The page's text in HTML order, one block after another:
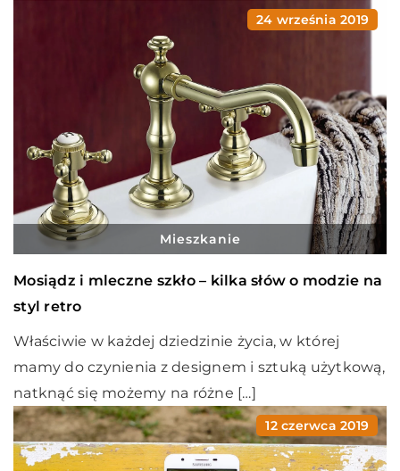
24 września 2019
Mieszkanie
Mosiądz i mleczne szkło – kilka słów o modzie na
styl retro
Właściwie w każdej dziedzinie życia, w której
mamy do czynienia z designem i sztuką użytkową,
natknąć się możemy na różne […]
12 czerwca 2019